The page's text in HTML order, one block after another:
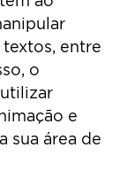
entre
o
e
sua área de